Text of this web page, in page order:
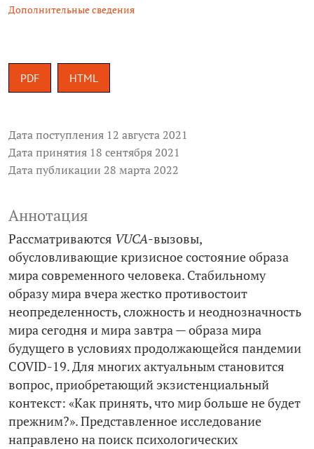
Дополнительные сведения
PDF HTML
Дата поступления 12 августа 2021
Дата принятия 18 сентября 2021
Дата публикации 28 марта 2022
Аннотация
Рассматриваются VUCA-вызовы,
обусловливающие кризисное состояние образа
мира современного человека. Стабильному
образу мира вчера жестко противостоит
неопределенность, сложность и неоднозначность
мира сегодня и мира завтра — образа мира
будущего в условиях продолжающейся пандемии
COVID‑19. Для многих актуальным становится
вопрос, приобретающий экзистенциальный
контекст: «Как принять, что мир больше не будет
прежним?». Представленное исследование
направлено на поиск психологических